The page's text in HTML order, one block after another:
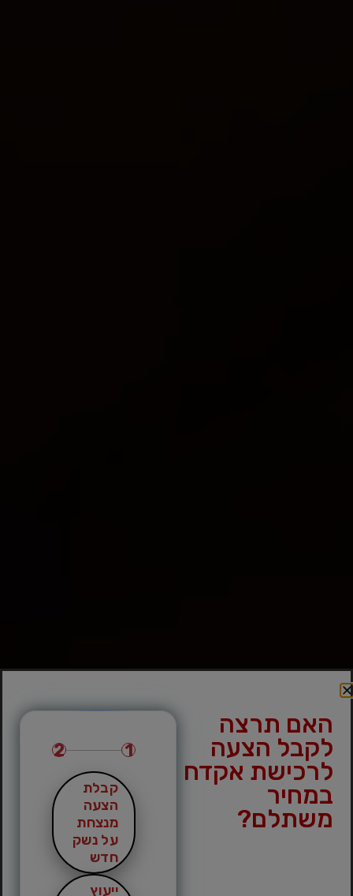
האם תרצה
לקבל הצעה
לרכישת אקדח
במחיר
משתלם?
1
2
קבלת
הצעה
מנצחת
על נשק
חדש
ייעוץ